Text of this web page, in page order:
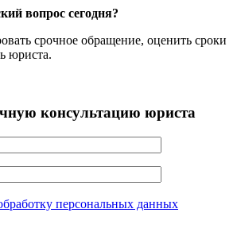
вопрос сегодня?
срочное обращение, оценить сроки
юриста.
консультацию юриста
персональных данных